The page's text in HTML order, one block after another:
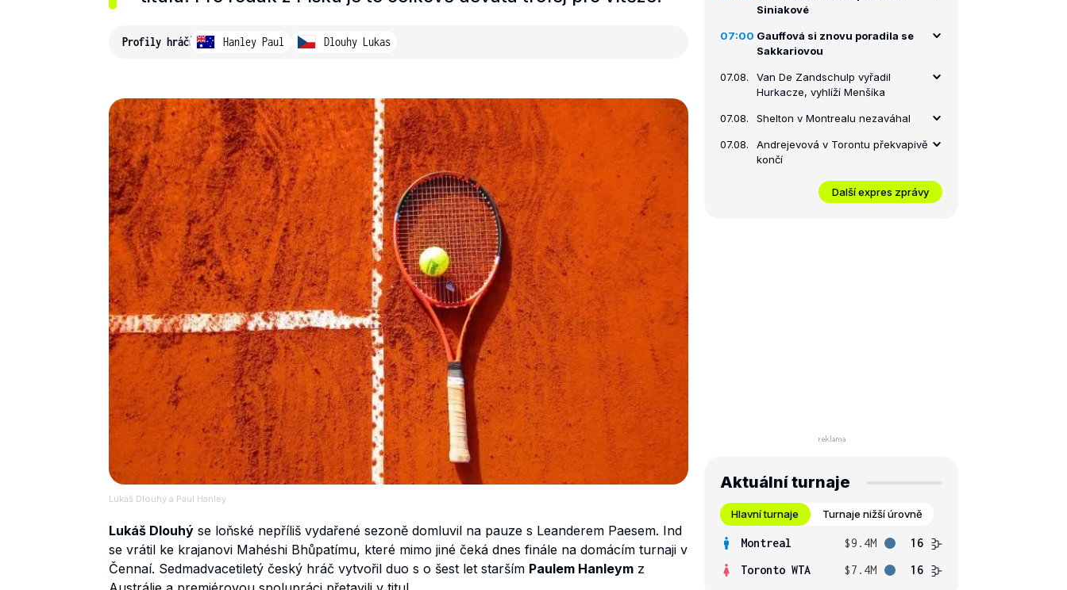
Profily hráčů Hanley Paul Dlouhy Lukas
Lukáš Dlouhý a Paul Hanley
Lukáš Dlouhý se loňské nepříliš vydařené sezoně domluvil na pauze s Leanderem Paesem. Ind
se vrátil ke krajanovi Mahéshi Bhůpatímu, které mimo jiné čeká dnes finále na domácím turnaji v
Čennaí. Sedmadvacetiletý český hráč vytvořil duo s o šest let starším Paulem Hanleym z
Siniakové
07:00 Gauffová si znovu poradila se
Sakkariovou
07.08.
Van De Zandschulp vyřadil
Hurkacze, vyhlíží Menšíka
07.08. Shelton v Montrealu nezaváhal
07.08.
Andrejevová v Torontu překvapivě
končí
Další expres zprávy
Aktuální turnaje
Hlavní turnaje Turnaje nižší úrovně
Montreal $9.4M
16
Toronto WTA
$7.4M 16